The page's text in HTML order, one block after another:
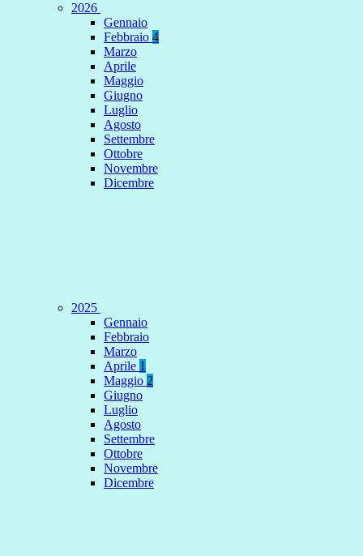
2026
Gennaio
Febbraio 4
Marzo
Aprile
Maggio
Giugno
Luglio
Agosto
Settembre
Ottobre
Novembre
Dicembre
2025
Gennaio
Febbraio
Marzo
Aprile 1
Maggio 2
Giugno
Luglio
Agosto
Settembre
Ottobre
Novembre
Dicembre